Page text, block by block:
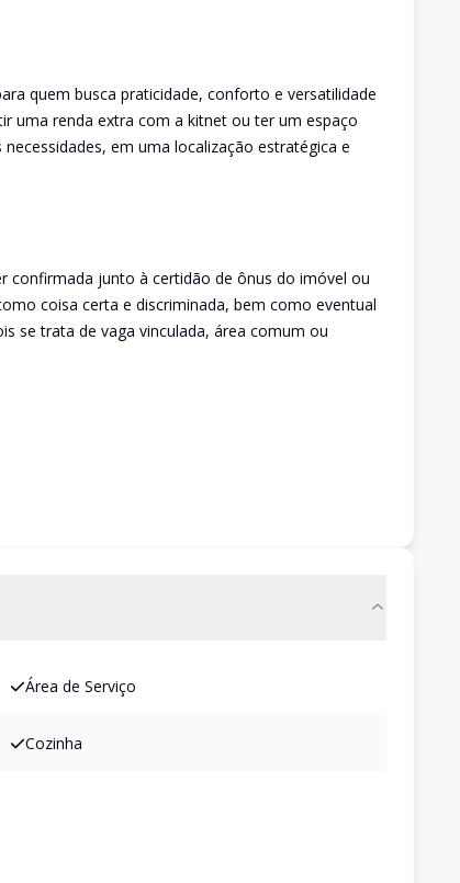
quem busca praticidade, conforto e versatilidade
uma renda extra com a kitnet ou ter um espaço
em uma localização estratégica e
confirmada junto à certidão de ônus do imóvel ou
coisa certa e discriminada, bem como eventual
se trata de vaga vinculada, área comum ou
Área de Serviço
Cozinha